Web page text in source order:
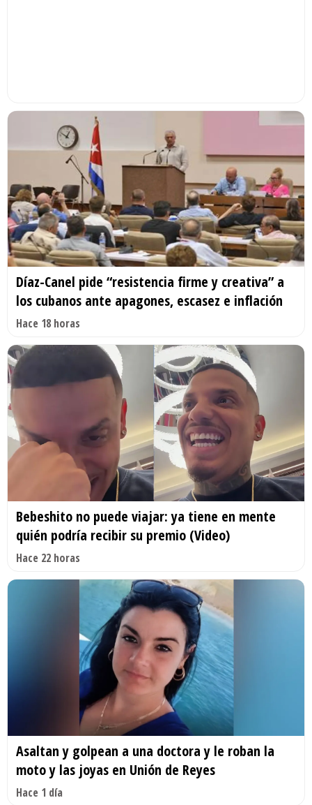
Díaz-Canel pide “resistencia firme y creativa” a
los cubanos ante apagones, escasez e inflación
Hace 18 horas
Bebeshito no puede viajar: ya tiene en mente
quién podría recibir su premio (Video)
Hace 22 horas
Asaltan y golpean a una doctora y le roban la
moto y las joyas en Unión de Reyes
Hace 1 día